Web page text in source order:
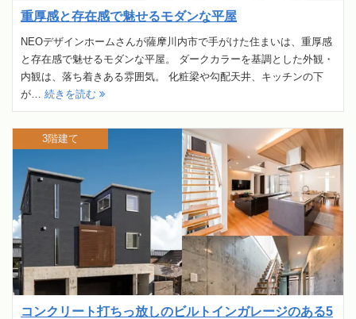
重厚感と存在感で魅せるモダンな平屋
NEOデザインホームさんが薩摩川内市で手がけた住まいは、重厚感
と存在感で魅せるモダンな平屋。 ダークカラーを基調とした外観・
内観は、落ち着きある雰囲気。 化粧梁や勾配天井、キッチンの下
が… 続きを読む
コンクリート打ちっ放しのビルトインガレージのある5
3階建て